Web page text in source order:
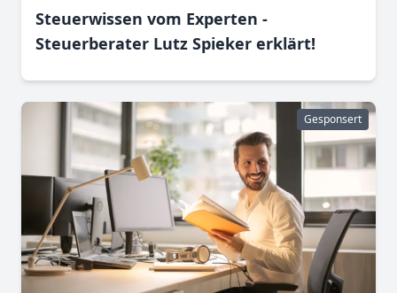
Steuerwissen vom Experten -
Steuerberater Lutz Spieker erklärt!
Gesponsert